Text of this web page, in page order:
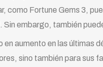
como Fortune Gems 3,
embargo, también
en aumento en las
sino también para sus